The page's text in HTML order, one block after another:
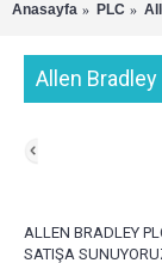
Anasayfa PLC
Allen Bradley
ALLEN BRADLEY
SATIŞA